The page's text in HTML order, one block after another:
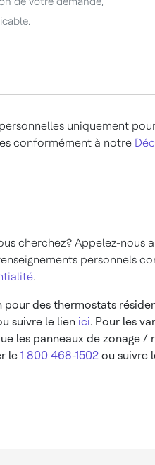
uniquement
conformément à notre
cherchez? Appelez-nous
personnels
.
des thermostats
suivre le lien ici. Pour les
les panneaux de zonage /
le 1 800 468-1502 ou suivre